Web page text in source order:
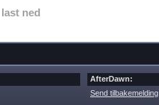
last ned
AfterDawn:
Send tilbakemelding